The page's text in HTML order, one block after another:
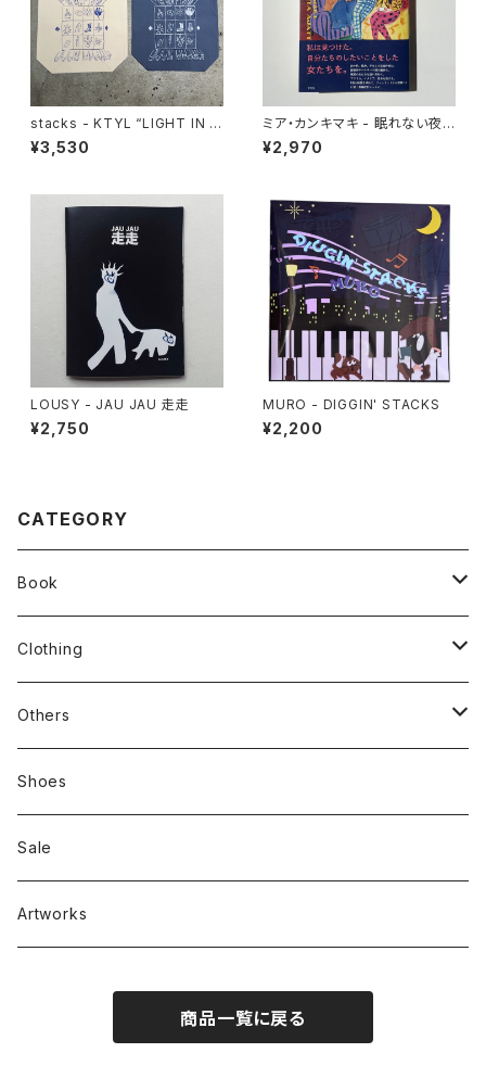
stacks - KTYL “LIGHT IN T
HE DARK” Totebag
¥3,530
ミア・カンキマキ - 眠れない夜
に思う、憧れの女たち
¥2,970
LOUSY - JAU JAU 走走
¥2,750
MURO - DIGGIN' STACKS
¥2,200
CATEGORY
Book
stacks
新刊本
Zine、Other
Clothing
Tees
Sweatshirts
Bag & Accessories
Others
Mixcd
RC SLUM / ROYALTY CLUB
雑貨
Shoes
Sale
Artworks
商品一覧に戻る